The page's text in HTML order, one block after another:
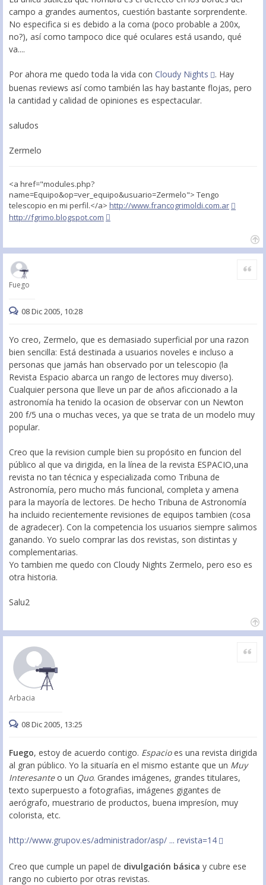
campo a grandes aumentos, cuestión bastante sorprendente.
No especifica si es debido a la coma (poco probable a 200x,
no?), así como tampoco dice qué oculares está usando, qué
va....
Por ahora me quedo toda la vida con Cloudy Nights
. Hay
buenas reviews así como también las hay bastante flojas, pero
la cantidad y calidad de opiniones es espectacular.
saludos
Zermelo
<a href="modules.php?
name=Equipo&op=ver_equipo&usuario=Zermelo"> Tengo
telescopio en mi perfil.</a> http://www.francogrimoldi.com.ar
http://fgrimo.blogspot.com
Fuego
Citar
08 Dic 2005, 10:28
Yo creo, Zermelo, que es demasiado superficial por una razon
bien sencilla: Está destinada a usuarios noveles e incluso a
personas que jamás han observado por un telescopio (la
Revista Espacio abarca un rango de lectores muy diverso).
Cualquier persona que lleve un par de años aficcionado a la
astronomía ha tenido la ocasion de observar con un Newton
200 f/5 una o muchas veces, ya que se trata de un modelo muy
popular.
Creo que la revision cumple bien su propósito en funcion del
público al que va dirigida, en la línea de la revista ESPACIO,una
revista no tan técnica y especializada como Tribuna de
Astronomía, pero mucho más funcional, completa y amena
para la mayoría de lectores. De hecho Tribuna de Astronomía
ha incluido recientemente revisiones de equipos tambien (cosa
de agradecer). Con la competencia los usuarios siempre salimos
ganando. Yo suelo comprar las dos revistas, son distintas y
complementarias.
Yo tambien me quedo con Cloudy Nights Zermelo, pero eso es
otra historia.
Salu2
Arbacia
Citar
08 Dic 2005, 13:25
Fuego, estoy de acuerdo contigo. Espacioes una revista dirigida
al gran público. Yo la situaría en el mismo estante que un Muy
Interesanteo un Quo. Grandes imágenes, grandes titulares,
texto superpuesto a fotografias, imágenes gigantes de
aerógrafo, muestrario de productos, buena impresíon, muy
colorista, etc.
http://www.grupov.es/administrador/asp/ ... revista=14
Creo que cumple un papel de divulgación básica y cubre ese
rango no cubierto por otras revistas.